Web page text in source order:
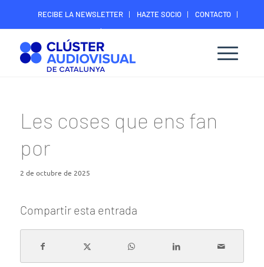
RECIBE LA NEWSLETTER HAZTE SOCIO
CONTACTO
ÁREA DIGITAL SOCIOS
Les coses que ens fan
por
2 de octubre de 2025
Compartir esta entrada